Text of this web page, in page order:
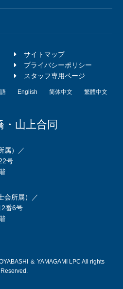
サイトマップ
プライバシーポリシー
スタッフ専用ページ
English 简体中文 繁體中文
山上合同
属）／
号
会所属）／
2番6号
＆ YAMAGAMI LPC All rights
Reserved.